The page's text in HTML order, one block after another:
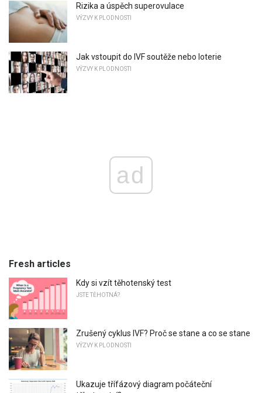
Rizika a úspěch superovulace
VÝZVY K PLODNOSTI
Jak vstoupit do IVF soutěže nebo loterie
VÝZVY K PLODNOSTI
ad
Fresh articles
Kdy si vzít těhotenský test
JSTE TĚHOTNÁ?
Zrušený cyklus IVF? Proč se stane a co se stane
VÝZVY K PLODNOSTI
Ukazuje třífázový diagram počáteční